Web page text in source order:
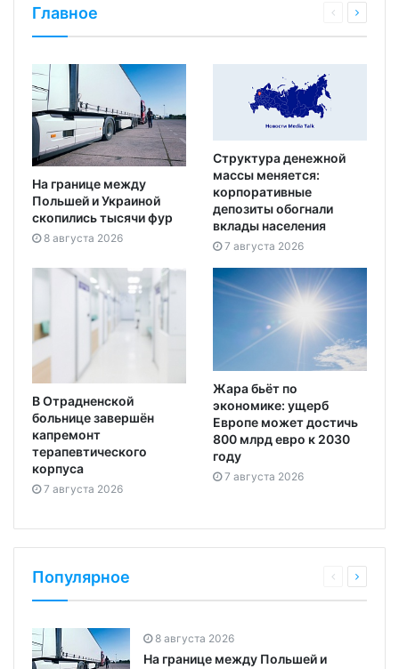
Главное
На границе между
Польшей и Украиной
скопились тысячи фур
8 августа 2026
Структура денежной
массы меняется:
корпоративные
депозиты обогнали
вклады населения
7 августа 2026
В Отрадненской
больнице завершён
капремонт
терапевтического
корпуса
7 августа 2026
Жара бьёт по
экономике: ущерб
Европе может достичь
800 млрд евро к 2030
году
7 августа 2026
Популярное
8 августа 2026
На границе между Польшей и